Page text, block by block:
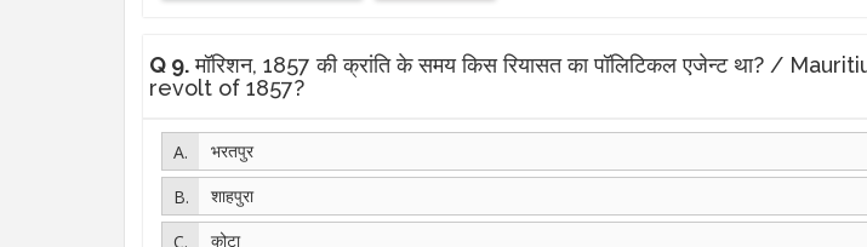
Q 9.मॉरिशन, 1857 की क्रांति के समय किस रियासत का पॉलिटिकल एजेन्ट था? /
revolt of 1857?
भरतपुर
शाहपुरा
कोटा